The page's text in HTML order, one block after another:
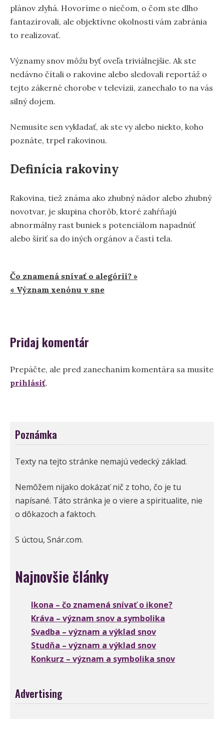
plánov zlyhá. Hovoríme o niečom, o čom ste dlho
fantazírovali, ale objektívne okolnosti vám zabránia
to realizovať.
Významy snov môžu byť oveľa triviálnejšie. Ak ste
nedávno čítali o rakovine alebo sledovali reportáž o
tejto zákerné chorobe v televízii, zanechalo to na vás
silný dojem.
Nemusíte sen vykladať, ak ste vy alebo niekto, koho
poznáte, trpel rakovinou.
Definícia rakoviny
Rakovina, tiež známa ako zhubný nádor alebo zhubný
novotvar, je skupina chorôb, ktoré zahŕňajú
abnormálny rast buniek s potenciálom napadnúť
alebo šíriť sa do iných orgánov a častí tela.
Navigácia
v
Čo znamená snívať o alegórii? »
« Význam xenónu v sne
Pridaj komentár
Prepáčte, ale pred zanechaním komentára sa musíte
prihlásiť.
Poznámka
Texty na tejto stránke nemajú vedecký základ.
Nemôžem nijako dokázať nič z toho, čo je tu
napísané. Táto stránka je o viere a spiritualite, nie
o dôkazoch a faktoch.
S úctou, Snár.com.
Najnovšie články
Ikona – čo znamená snívať o ikone?
Kráva – význam snov a symbolika
Svadba – význam a výklad snov
Studňa – význam a výklad snov
Konkurz – význam a symbolika snov
Advertising